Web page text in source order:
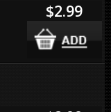
$2.99